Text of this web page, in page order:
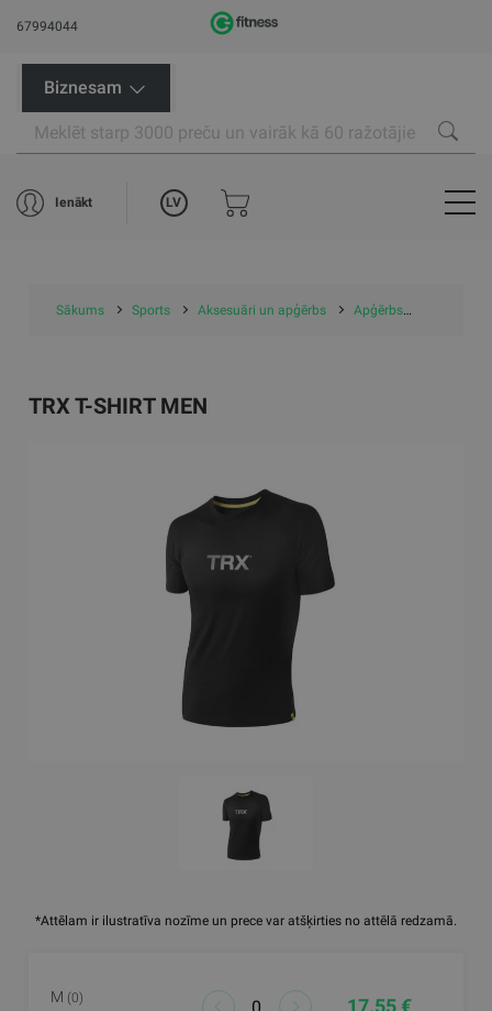
67994044
Biznesam
Ienākt LV
Sākums Sports Aksesuāri un apģērbs Apģērbs
*Attēlam ir ilustratīva nozīme un prece var atšķirties no attēlā redzamā.
TRX T-SHIRT MEN
M (0)